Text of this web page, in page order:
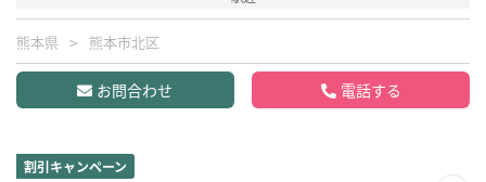
熊本県 熊本市北区
お問合わせ 電話する
割引キャンペーン